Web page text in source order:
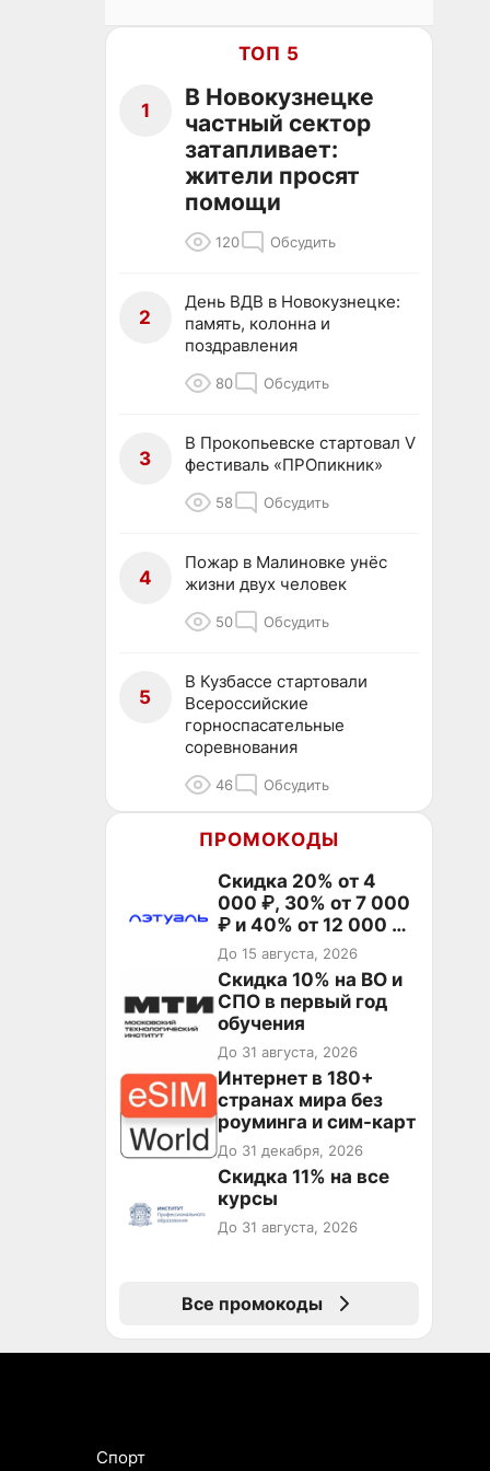
ТОП 5
1
В Новокузнецке
частный сектор
затапливает:
жители просят
помощи
120 Обсудить
2
День ВДВ в Новокузнецке:
память, колонна и
поздравления
80 Обсудить
3
В Прокопьевске стартовал V
фестиваль «ПРОпикник»
58 Обсудить
4
Пожар в Малиновке унёс
жизни двух человек
50 Обсудить
5
В Кузбассе стартовали
Всероссийские
горноспасательные
соревнования
46 Обсудить
ПРОМОКОДЫ
Скидка 20% от 4
000 ₽, 30% от 7 000
₽ и 40% от 12 000 ₽
на первый и все
повторные заказы по
промокоду ТРЕНД
До 15 августа, 2026
Скидка 10% на ВО и
СПО в первый год
обучения
До 31 августа, 2026
Интернет в 180+
странах мира без
роуминга и сим-карт
До 31 декабря, 2026
Скидка 11% на все
курсы
До 31 августа, 2026
Все промокоды
Спорт